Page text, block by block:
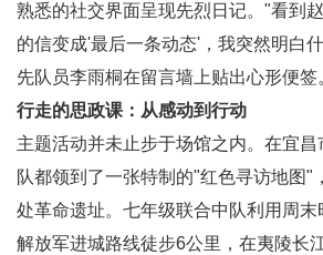
熟悉的社交界面呈现先烈日记。"看到
的信变成'最后一条动态'，我突然明白
先队员李雨桐在留言墙上贴出心形便签
行走的思政课：从感动到行动
主题活动并未止步于场馆之内。在宜
队都领到了一张特制的"红色寻访地图"
处革命遗址。七年级联合中队利用周
解放军进城路线徒步6公里，在夷陵长